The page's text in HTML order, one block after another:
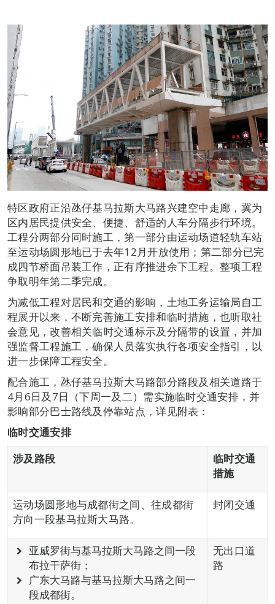
特区政府正沿氹仔基马拉斯大马路兴建空中走廊，冀为
区内居民提供安全、便捷、舒适的人车分隔步行环境。
工程分两部分同时施工，第一部分由运动场道轻轨车站
至运动场圆形地已于去年12月开放使用；第二部分已完
成四节桥面吊装工作，正有序推进余下工程。整项工程
争取明年第二季完成。
为减低工程对居民和交通的影响，土地工务运输局自工
程展开以来，不断完善施工安排和临时措施，也听取社
会意见，改善相关临时交通标示及分隔带的设置，并加
强监督工程施工，确保人员落实执行各项安全指引，以
进一步保障工程安全。
配合施工，氹仔基马拉斯大马路部分路段及相关道路于
4月6日及7日（下周一及二）需实施临时交通安排，并
影响部分巴士路线及停靠站点，详见附表：
临时交通安排
涉及路段
临时交通
措施
运动场圆形地与成都街之间、往成都街
方向一段基马拉斯大马路。
封闭交通
亚威罗街与基马拉斯大马路之间一段
布拉干萨街；
广东大马路与基马拉斯大马路之间一
段成都街。
无出口道
路